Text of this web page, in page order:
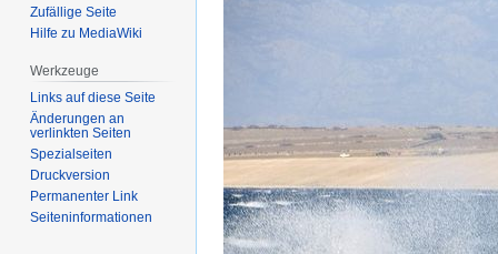
Zufällige Seite
Hilfe zu MediaWiki
Werkzeuge
Links auf diese Seite
Änderungen an
verlinkten Seiten
Spezialseiten
Druckversion
Permanenter Link
Seiten­informationen